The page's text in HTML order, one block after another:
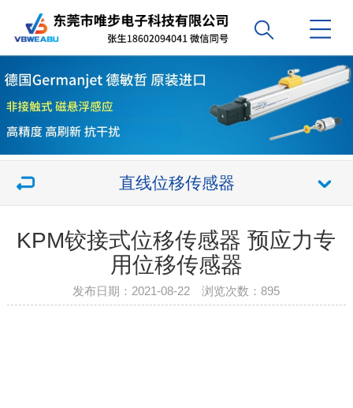
直线位移传感器
KPM铰接式位移传感器 预应力专
用位移传感器
发布日期：2021-08-22 浏览次数：895